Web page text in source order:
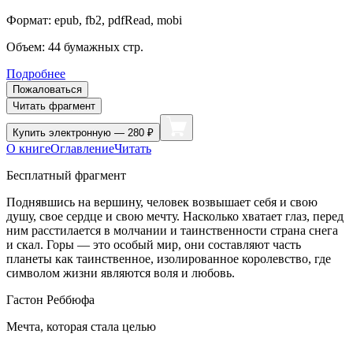
Формат: epub, fb2, pdfRead, mobi
Объем: 44 бумажных стр.
Подробнее
Пожаловаться
Читать фрагмент
Купить электронную — 280 ₽
О книгеОглавлениеЧитать
Бесплатный фрагмент
Поднявшись на вершину, человек возвышает себя и свою
душу, свое сердце и свою мечту. Насколько хватает глаз, перед
ним расстилается в молчании и таинственности страна снега
и скал. Горы — это особый мир, они составляют часть
планеты как таинственное, изолированное королевство, где
символом жизни являются воля и любовь.
Гастон Реббюфа
Мечта, которая стала целью